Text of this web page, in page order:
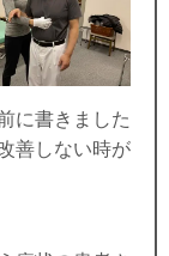
に書きました
善しない時が